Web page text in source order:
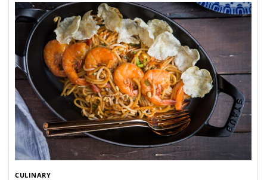
Udang Telur Asin, Perpaduan Gurih dan Creamy yang Selalu
Menggugah Selera
Danau Sole, Permata Alam yang Menyimpan Keheningan dan Pesona
Menakjubkan
Recent Comments
No comments to show.
Archives
August 2026
July 2026